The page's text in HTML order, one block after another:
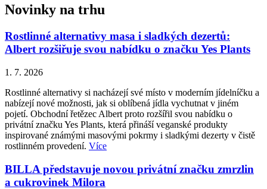
Novinky na trhu
Rostlinné alternativy masa i sladkých dezertů:
Albert rozšiřuje svou nabídku o značku Yes Plants
1. 7. 2026
Rostlinné alternativy si nacházejí své místo v moderním jídelníčku a
nabízejí nové možnosti, jak si oblíbená jídla vychutnat v jiném
pojetí. Obchodní řetězec Albert proto rozšířil svou nabídku o
privátní značku Yes Plants, která přináší veganské produkty
inspirované známými masovými pokrmy i sladkými dezerty v čistě
rostlinném provedení. Více
BILLA představuje novou privátní značku zmrzlin
a cukrovinek Milora